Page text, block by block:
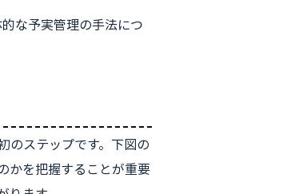
な予実管理の手法につ
のステップです。下図の
かを把握することが重要